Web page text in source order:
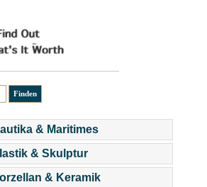
& Maritimes
& Skulptur
& Keramik